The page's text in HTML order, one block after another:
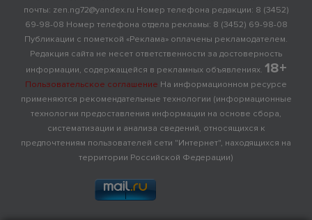
почты: zen.ng72@yandex.ru Номер телефона редакции: 8 (3452)
69-98-08 Номер телефона отдела рекламы: 8 (3452) 69-98-08
Публикации с пометкой «Реклама» оплачены рекламодателем.
Редакция сайта не несет ответственности за достоверность
информации, содержащейся в рекламных объявлениях. 18+
Пользовательское соглашение На информационном ресурсе
применяются рекомендательные технологии (информационные
технологии предоставления информации на основе сбора,
систематизации и анализа сведений, относящихся к
предпочтениям пользователей сети "Интернет", находящихся на
территории Российской Федерации)